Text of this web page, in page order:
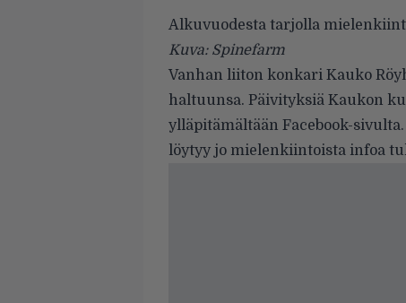
Alkuvuodesta tarjolla
Kuva: Spinefarm
Vanhan liiton konkari Kauko
haltuunsa. Päivityksiä Kaukon
ylläpitämältään Facebook-sivulta
löytyy jo mielenkiintoista infoa